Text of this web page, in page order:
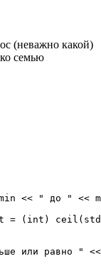
(неважно какой)
семью
<< " до " <<
= (int)
или равно "